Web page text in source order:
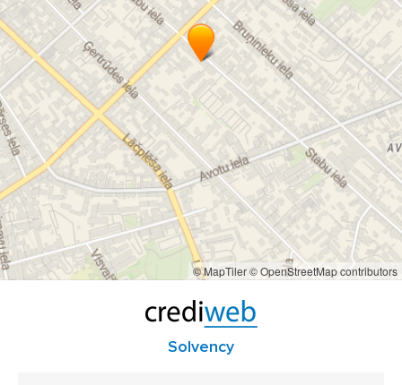
© MapTiler© OpenStreetMap contributors
Solvency